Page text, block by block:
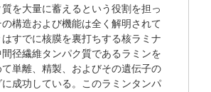
を大量に蓄えるという役割を担っ
構造および機能は全く解明されて
すでに核膜を裏打ちする核ラミナ
径繊維タンパク質であるラミンを
単離、精製、およびその遺伝子の
成功している。このラミンタンパ